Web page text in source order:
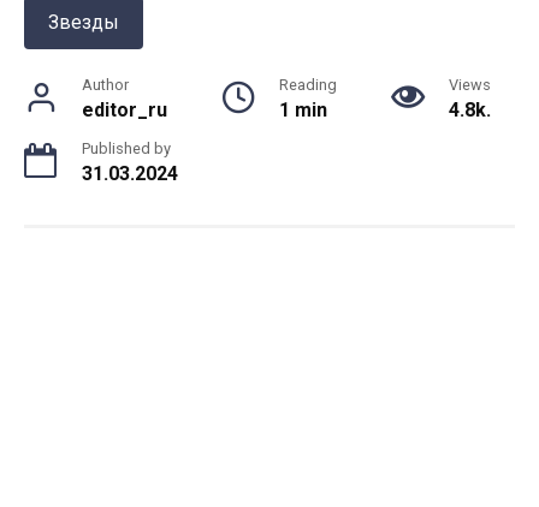
Звезды
Author
editor_ru
Reading
1 min
Views
4.8k.
Published by
31.03.2024